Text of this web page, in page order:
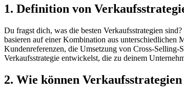
1. Definition von
Du fragst dich, was die besten Verkaufsstrategien
basieren auf einer Kombination aus unterschiedlichen
Kundenreferenzen, die Umsetzung von Cross-
Verkaufsstrategie entwickelst, die zu deinem
2. Wie können